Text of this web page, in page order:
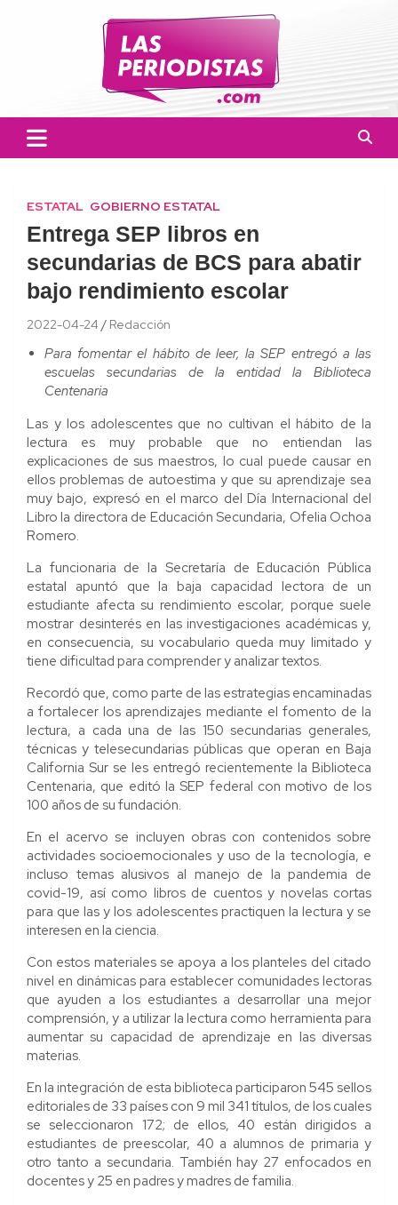
Las Periodistas
informado a la población.
ESTATAL GOBIERNO ESTATAL
Entrega SEP libros en
secundarias de BCS para abatir
bajo rendimiento escolar
2022-04-24 Redacción
Para fomentar el hábito de leer, la SEP entregó a las
escuelas secundarias de la entidad la Biblioteca
Centenaria
Las y los adolescentes que no cultivan el hábito de la
lectura es muy probable que no entiendan las
explicaciones de sus maestros, lo cual puede causar en
ellos problemas de autoestima y que su aprendizaje sea
muy bajo, expresó en el marco del Día Internacional del
Libro la directora de Educación Secundaria, Ofelia Ochoa
Romero.
La funcionaria de la Secretaría de Educación Pública
estatal apuntó que la baja capacidad lectora de un
estudiante afecta su rendimiento escolar, porque suele
mostrar desinterés en las investigaciones académicas y,
en consecuencia, su vocabulario queda muy limitado y
tiene dificultad para comprender y analizar textos.
Recordó que, como parte de las estrategias encaminadas
a fortalecer los aprendizajes mediante el fomento de la
lectura, a cada una de las 150 secundarias generales,
técnicas y telesecundarias públicas que operan en Baja
California Sur se les entregó recientemente la Biblioteca
Centenaria, que editó la SEP federal con motivo de los
100 años de su fundación.
En el acervo se incluyen obras con contenidos sobre
actividades socioemocionales y uso de la tecnología, e
incluso temas alusivos al manejo de la pandemia de
covid-19, así como libros de cuentos y novelas cortas
para que las y los adolescentes practiquen la lectura y se
interesen en la ciencia.
Con estos materiales se apoya a los planteles del citado
nivel en dinámicas para establecer comunidades lectoras
que ayuden a los estudiantes a desarrollar una mejor
comprensión, y a utilizar la lectura como herramienta para
aumentar su capacidad de aprendizaje en las diversas
materias.
En la integración de esta biblioteca participaron 545 sellos
editoriales de 33 países con 9 mil 341 títulos, de los cuales
se seleccionaron 172; de ellos, 40 están dirigidos a
estudiantes de preescolar, 40 a alumnos de primaria y
otro tanto a secundaria. También hay 27 enfocados en
docentes y 25 en padres y madres de familia.